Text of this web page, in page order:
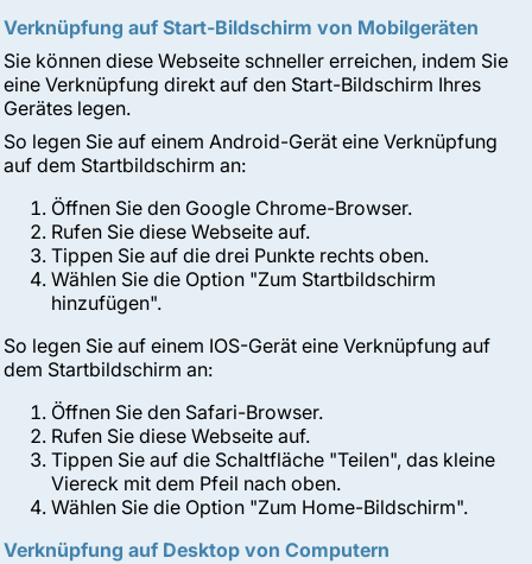
Verknüpfung auf Start-Bildschirm von Mobilgeräten
Sie können diese Webseite schneller erreichen, indem Sie
eine Verknüpfung direkt auf den Start-Bildschirm Ihres
Gerätes legen.
So legen Sie auf einem Android-Gerät eine Verknüpfung
auf dem Startbildschirm an:
Öffnen Sie den Google Chrome-Browser.
Rufen Sie diese Webseite auf.
Tippen Sie auf die drei Punkte rechts oben.
Wählen Sie die Option "Zum Startbildschirm
hinzufügen".
So legen Sie auf einem IOS-Gerät eine Verknüpfung auf
dem Startbildschirm an:
Öffnen Sie den Safari-Browser.
Rufen Sie diese Webseite auf.
Tippen Sie auf die Schaltfläche "Teilen", das kleine
Viereck mit dem Pfeil nach oben.
Wählen Sie die Option "Zum Home-Bildschirm".
Verknüpfung auf Desktop von Computern